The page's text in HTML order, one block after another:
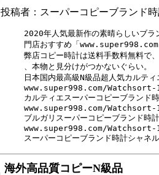
投稿者：スーパーコピーブランド
2020年人気最新作の素晴らしいブ
門店おすすめ「
弊店コピー時計は送料手数料無料で
、本物と見分けがつかないぐらい。
日本国内最高級N級品超人気カルテ
www.super998.com/
カルティエスーパーコピーブランド
www.super998.com/
ブルガリスーパーコピーブランド時計
www.super998.com/
スーパーコピーブランド時計シャネル
海外高品質コピーN級品